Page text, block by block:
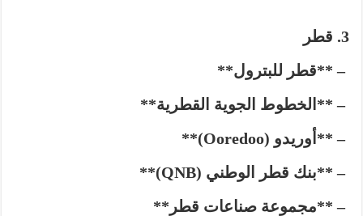
قطر
– **قطر للبترول**
– **الخطوط الجوية القطرية**
– **أوريدو (Ooredoo)**
– **بنك قطر الوطني (QNB)**
– **مجموعة صناعات قطر**